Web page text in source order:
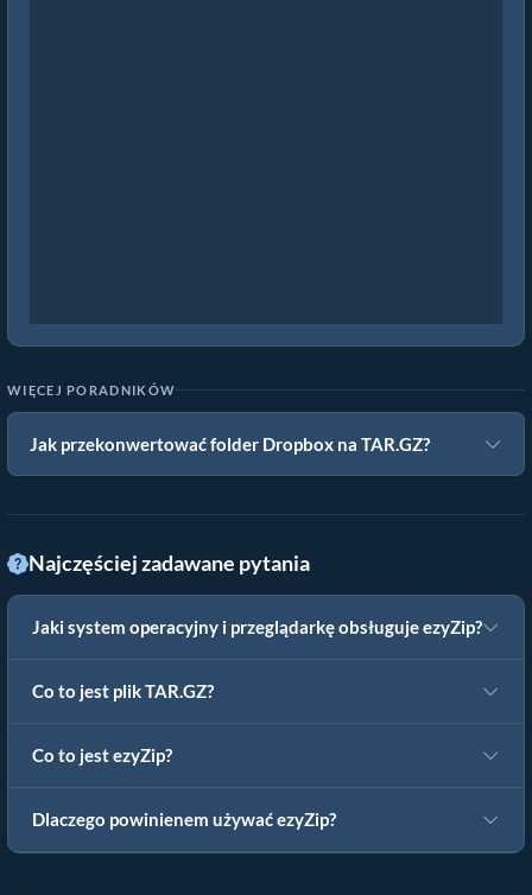
WIĘCEJ PORADNIKÓW
Jak przekonwertować folder Dropbox na TAR.GZ?
Najczęściej zadawane pytania
Jaki system operacyjny i przeglądarkę obsługuje ezyZip?
Co to jest plik TAR.GZ?
Co to jest ezyZip?
Dlaczego powinienem używać ezyZip?